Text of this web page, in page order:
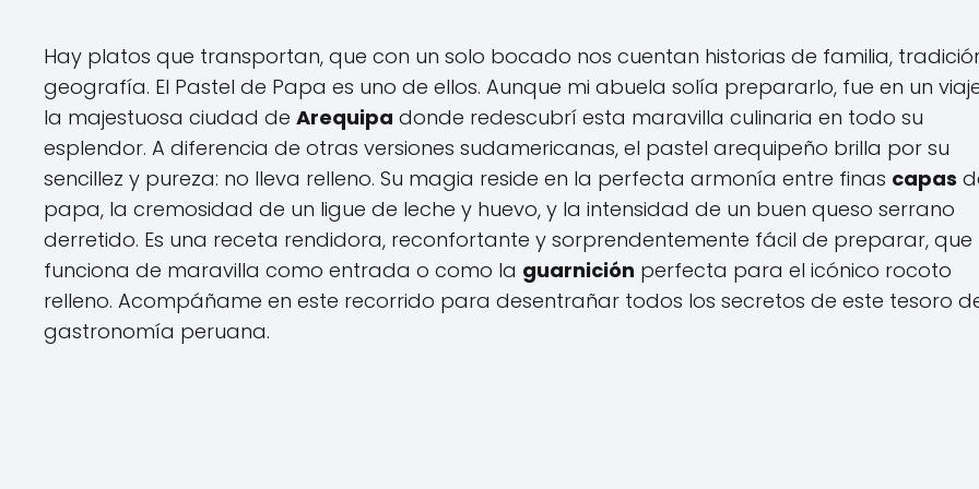
Hay platos que transportan, que con un solo bocado nos cuentan historias de familia,
geografía. El Pastel de Papa es uno de ellos. Aunque mi abuela solía prepararlo, fue en un
la majestuosa ciudad de Arequipa donde redescubrí esta maravilla culinaria en todo su
esplendor. A diferencia de otras versiones sudamericanas, el pastel arequipeño brilla por su
sencillez y pureza: no lleva relleno. Su magia reside en la perfecta armonía entre finas capas
papa, la cremosidad de un ligue de leche y huevo, y la intensidad de un buen queso serrano
derretido. Es una receta rendidora, reconfortante y sorprendentemente fácil de preparar, que
funciona de maravilla como entrada o como la guarnición perfecta para el icónico rocoto
relleno. Acompáñame en este recorrido para desentrañar todos los secretos de este tesoro
gastronomía peruana.